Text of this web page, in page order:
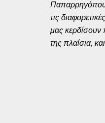
τις
μας κερδίσουν
της πλαίσια,